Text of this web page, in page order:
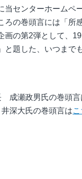
当センターホームペ
の巻頭言には「所
画の第2弾として、
と題した、いつまで
瀬政男氏の巻頭言
深大氏の巻頭言は